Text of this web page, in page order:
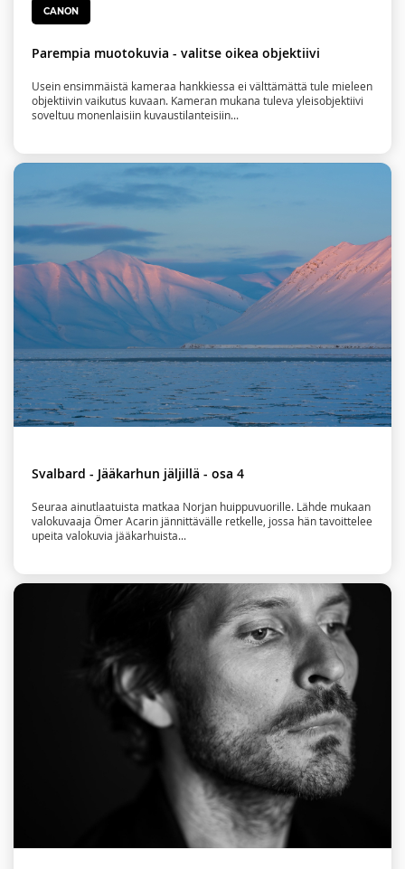
CANON
Parempia muotokuvia - valitse oikea objektiivi
Usein ensimmäistä kameraa hankkiessa ei välttämättä tule mieleen
objektiivin vaikutus kuvaan. Kameran mukana tuleva yleisobjektiivi
soveltuu monenlaisiin kuvaustilanteisiin...
Svalbard - Jääkarhun jäljillä - osa 4
Seuraa ainutlaatuista matkaa Norjan huippuvuorille. Lähde mukaan
valokuvaaja Ömer Acarin jännittävälle retkelle, jossa hän tavoittelee
upeita valokuvia jääkarhuista...